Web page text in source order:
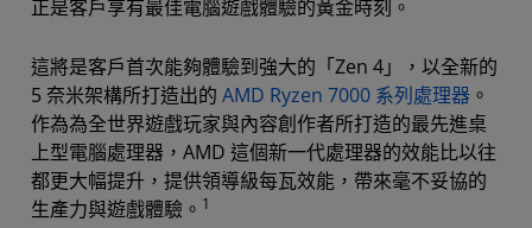
正是客戶享有最佳電腦遊戲體驗的黃金時刻。
這將是客戶首次能夠體驗到強大的「Zen 4」，以全新的
5 奈米架構所打造出的 AMD Ryzen 7000 系列處理器 。
作為為全世界遊戲玩家與內容創作者所打造的最先進桌
上型電腦處理器，AMD 這個新一代處理器的效能比以往
都更大幅提升，提供領導級每瓦效能，帶來毫不妥協的
生產力與遊戲體驗。 1